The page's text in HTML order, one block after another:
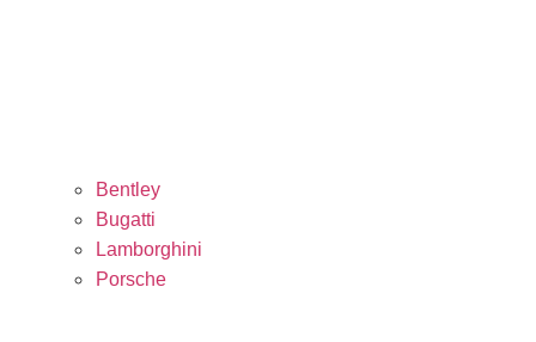
Bentley
Bugatti
Lamborghini
Porsche